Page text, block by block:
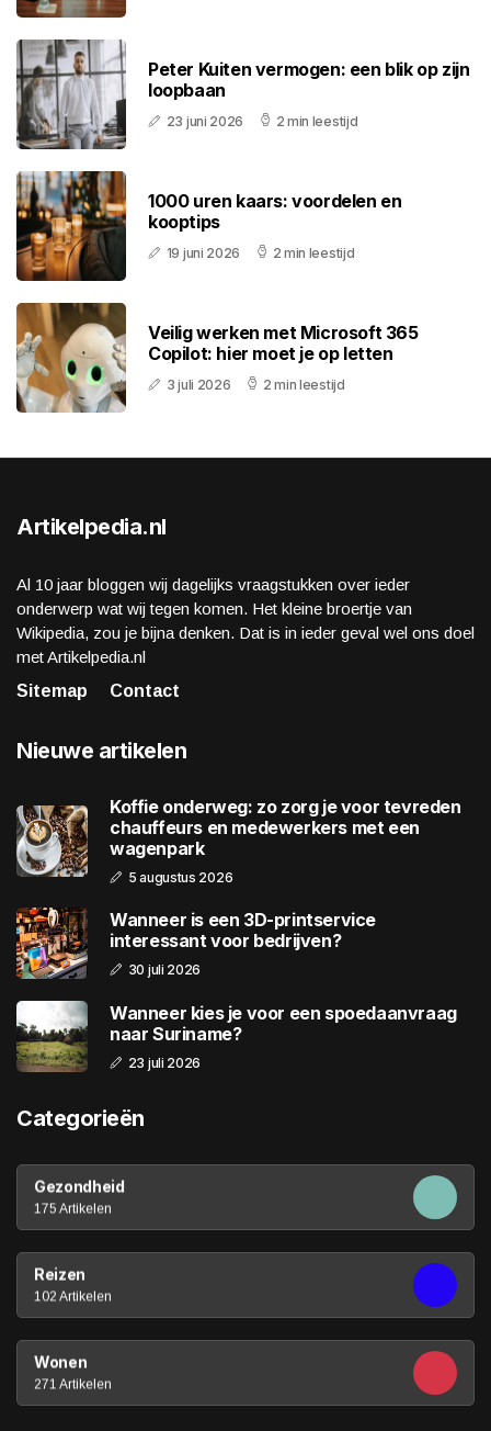
Peter Kuiten vermogen: een blik op zijn
loopbaan
23 juni 2026 2 min leestijd
1000 uren kaars: voordelen en
kooptips
19 juni 2026 2 min leestijd
Veilig werken met Microsoft 365
Copilot: hier moet je op letten
3 juli 2026 2 min leestijd
Artikelpedia.nl
Al 10 jaar bloggen wij dagelijks vraagstukken over ieder
onderwerp wat wij tegen komen. Het kleine broertje van
Wikipedia, zou je bijna denken. Dat is in ieder geval wel ons doel
met Artikelpedia.nl
Sitemap
Contact
Nieuwe artikelen
Koffie onderweg: zo zorg je voor tevreden
chauffeurs en medewerkers met een
wagenpark
5 augustus 2026
Wanneer is een 3D-printservice
interessant voor bedrijven?
30 juli 2026
Wanneer kies je voor een spoedaanvraag
naar Suriname?
23 juli 2026
Categorieën
Gezondheid
175 Artikelen
Reizen
102 Artikelen
Wonen
271 Artikelen